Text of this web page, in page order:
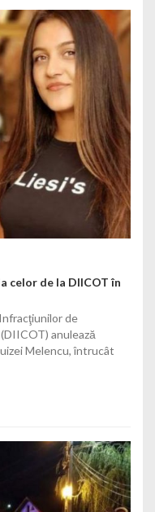
celor de la DIICOT în
de
anulează
Melencu, întrucât